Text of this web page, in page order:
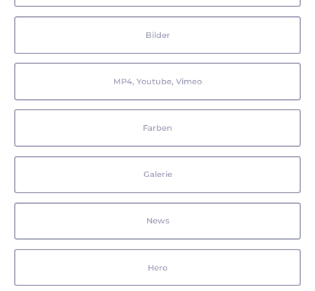
Bilder
MP4, Youtube, Vimeo
Farben
Galerie
News
Hero